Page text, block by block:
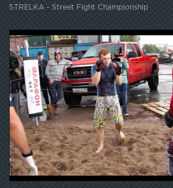
STRELKA - Street Fight Championship